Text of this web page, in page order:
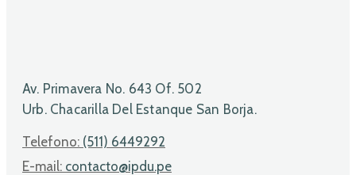
Av. Primavera No. 643 Of. 502
Urb. Chacarilla Del Estanque San Borja.
Telefono: (511) 6449292
E-mail: contacto@ipdu.pe